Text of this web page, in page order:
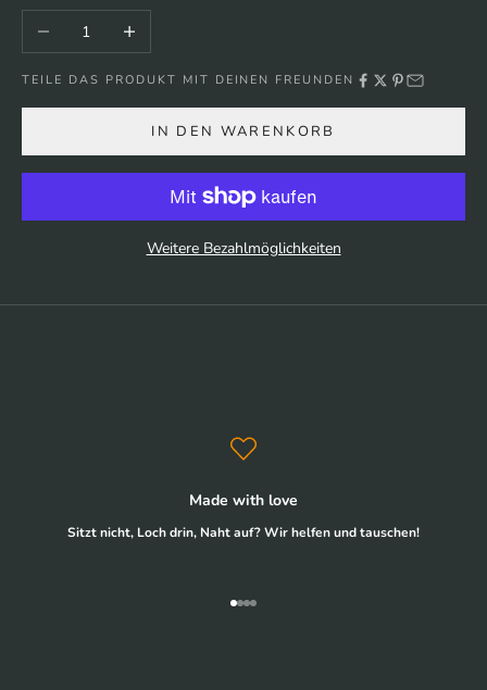
Anzahl verringernAnzahl erhöhen
TEILE DAS PRODUKT MIT DEINEN FREUNDEN
IN DEN WARENKORB
Weitere Bezahlmöglichkeiten
Made with love
Sitzt nicht, Loch drin, Naht auf? Wir helfen und tauschen!
Gehe zu Element 1
Gehe zu Element 2
Gehe zu Element 3
Gehe zu Element 4